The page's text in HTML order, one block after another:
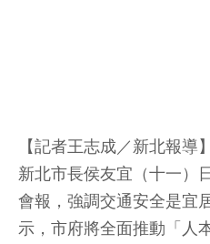
【記者王志成／新北報導】
新北市長侯友宜（十一）
會報，強調交通安全是宜
示，市府將全面推動「人